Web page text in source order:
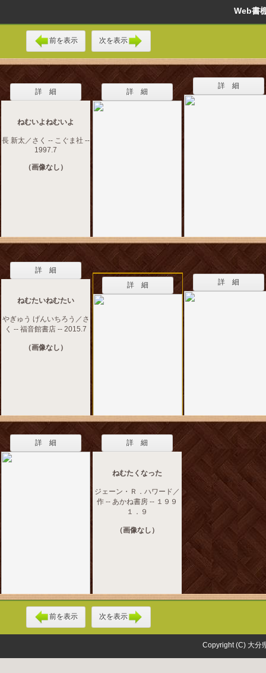
Web
前を表示 次を表示
詳 細
ねむいよねむいよ
長 新太／さく -- こぐま社 --
1997.7
（画像なし）
詳 細
詳 細
詳 細
ねむたいねむたい
やぎゅう げんいちろう／さ
く -- 福音館書店 -- 2015.7
（画像なし）
詳 細 詳 細
詳 細 詳 細
ねむたくなった
ジェーン・Ｒ．ハワード／
作 -- あかね書房 -- １９９
１．９
（画像なし）
前を表示 次を表示
Copyright (C) 大分